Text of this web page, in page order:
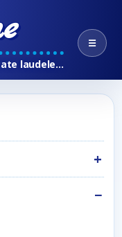
laudele…
☰